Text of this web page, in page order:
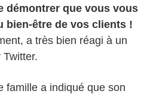
démontrer que vous vous
bien-être de vos clients !
a très bien réagi à un
famille a indiqué que son